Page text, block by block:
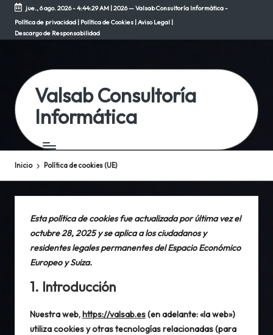
Saltar
al
jue., 6 ago. 2026-4:44:29 AM| 2026 — Valsab Consultoría Informática -
Política de privacidad | Política de Cookies |Aviso Legal |
Descargo de Responsabilidad
Valsab Consultoría
Informática
Inicio Política de cookies (UE)
Esta política de cookies fue actualizada por última vez el
octubre 28, 2025 y se aplica a los ciudadanos y
residentes legales permanentes del Espacio Económico
Europeo y Suiza.
1. Introducción
Nuestra web,https://valsab.es(en adelante: «la web»)
utiliza cookies y otras tecnologías relacionadas (para